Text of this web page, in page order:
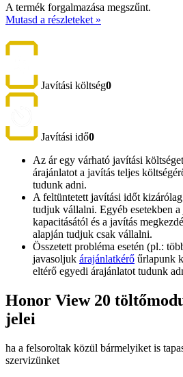
A termék forgalmazása megszűnt.
Mutasd a részleteket »
Javítási költség0
Javítási idő0
Az ár egy várható javítási
árajánlatot a javítás teljes
tudunk adni.
A feltüntetett javítási időt
tudjuk vállalni. Egyéb esetekben
kapacitásától és a javítás
alapján tudjuk csak vállalni.
Összetett probléma esetén (pl.:
javasoljuk árajánlatkérő űrlapunk
eltérő egyedi árajánlatot tudunk
Honor View 20
jelei
ha a felsoroltak közül bármelyiket is
szervizünket